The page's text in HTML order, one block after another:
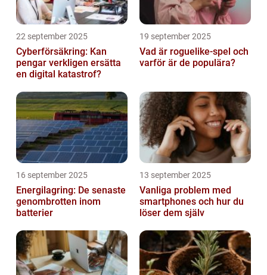
22 september 2025
Cyberförsäkring: Kan
pengar verkligen ersätta
en digital katastrof?
19 september 2025
Vad är roguelike-spel och
varför är de populära?
16 september 2025
Energilagring: De senaste
genombrotten inom
batterier
13 september 2025
Vanliga problem med
smartphones och hur du
löser dem själv